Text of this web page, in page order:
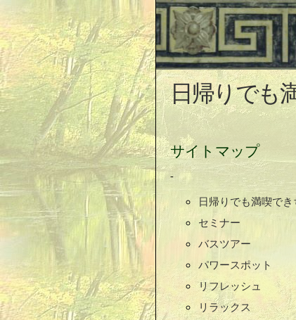
日帰りでも
サイトマップ
-
日帰りでも満喫で
セミナー
バスツアー
パワースポット
リフレッシュ
リラックス